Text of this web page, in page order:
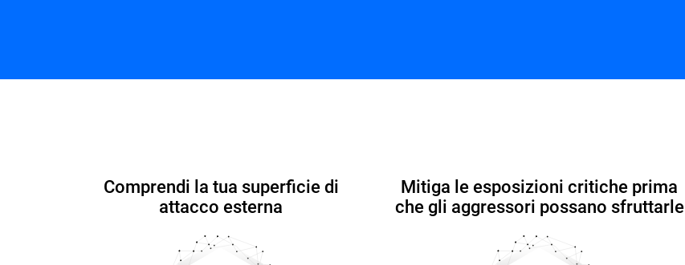
Comprendi la tua superficie di
attacco esterna
Mitiga le esposizioni critiche prima
che gli aggressori possano sfruttarle